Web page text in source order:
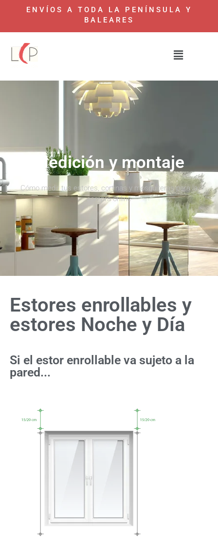
ENVÍOS A TODA LA PENÍNSULA Y
BALEARES
Medición y montaje
Cómo medir tus estores, cortinas y mosquiteras para la
compra online
Estores enrollables y
estores Noche y Día
Si el estor enrollable va sujeto a la
pared...